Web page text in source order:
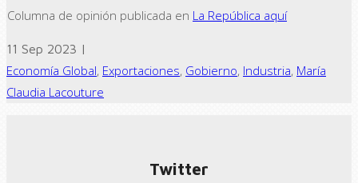
Columna de opinión publicada en La República aquí
11 Sep 2023 |
Economía Global, Exportaciones, Gobierno, Industria, María
Claudia Lacouture
Twitter